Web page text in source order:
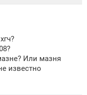
Или мазня
известно